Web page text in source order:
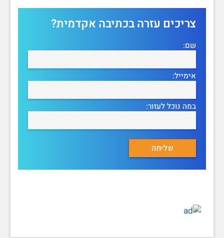
צריכים עזרה בכתיבה אקדמית?
שם:
אימייל:
במה נוכל לעזור: